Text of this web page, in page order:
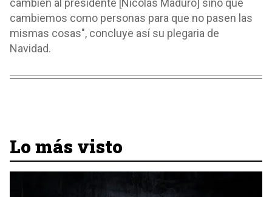
cambien al presidente [Nicolás Maduro] sino que
cambiemos como personas para que no pasen las
mismas cosas", concluye así su plegaria de
Navidad.
Lo más visto